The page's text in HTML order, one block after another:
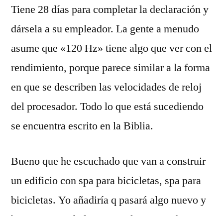
Tiene 28 días para completar la declaración y
dársela a su empleador. La gente a menudo
asume que «120 Hz» tiene algo que ver con el
rendimiento, porque parece similar a la forma
en que se describen las velocidades de reloj
del procesador. Todo lo que está sucediendo
se encuentra escrito en la Biblia.
Bueno que he escuchado que van a construir
un edificio con spa para bicicletas, spa para
bicicletas. Yo añadiría q pasará algo nuevo y